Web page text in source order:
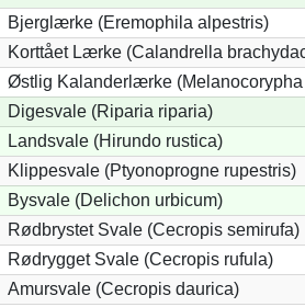
Bjerglærke (Eremophila alpestris)
Korttået Lærke (Calandrella
Østlig Kalanderlærke (Melanocorypha
Digesvale (Riparia riparia)
Landsvale (Hirundo rustica)
Klippesvale (Ptyonoprogne rupestris)
Bysvale (Delichon urbicum)
Rødbrystet Svale (Cecropis semirufa)
Rødrygget Svale (Cecropis rufula)
Amursvale (Cecropis daurica)